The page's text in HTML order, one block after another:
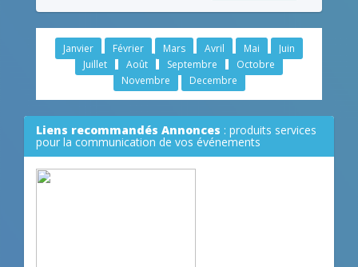
Janvier Février Mars Avril Mai
Juin
Juillet
Août Septembre
Octobre
Novembre
Decembre
Liens recommandés Annonces : produits services
pour la communication de vos événements